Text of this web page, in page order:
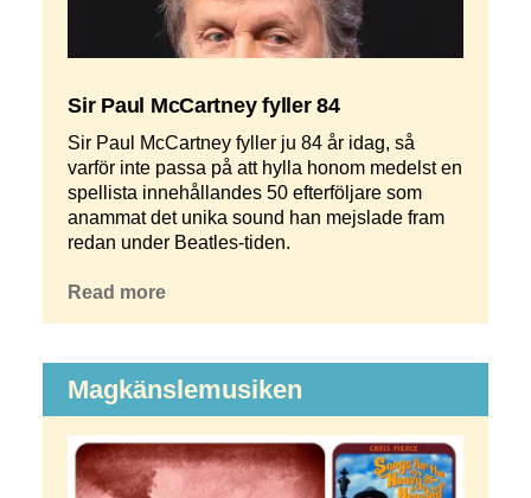
Sir Paul McCartney fyller 84
Sir Paul McCartney fyller ju 84 år idag, så
varför inte passa på att hylla honom medelst en
spellista innehållandes 50 efterföljare som
anammat det unika sound han mejslade fram
redan under Beatles-tiden.
Read more
Magkänslemusiken